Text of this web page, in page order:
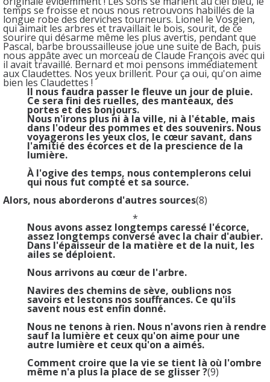
temps se froisse et nous nous retrouvons habillés de la
longue robe des derviches tourneurs. Lionel le Vosgien,
qui aimait les arbres et travaillait le bois, sourit, de ce
sourire qui désarme même les plus avertis, pendant que
Pascal, barbe broussailleuse joue une suite de Bach, puis
nous appâte avec un morceau de Claude François avec qui
il avait travaillé. Bernard et moi pensons immédiatement
aux Claudettes. Nos yeux brillent. Pour ça oui, qu'on aime
bien les Claudettes !
Il nous faudra passer le fleuve un jour de pluie.
Ce sera fini des ruelles, des manteaux, des
portes et des bonjours.
Nous n'irons plus ni à la ville, ni à l'étable, mais
dans l'odeur des pommes et des souvenirs. Nous
voyagerons les yeux clos, le cœur savant, dans
l'amitié des écorces et de la prescience de la
lumière.
À l'ogive des temps, nous contemplerons celui
qui nous fut compté et sa source.
Alors, nous aborderons d'autres sources(8)
*
Nous avons assez longtemps caressé l'écorce,
assez longtemps conversé avec la chair d'aubier.
Dans l'épaisseur de la matière et de la nuit, les
ailes se déploient.
Nous arrivons au cœur de l'arbre.
Navires des chemins de sève, oublions nos
savoirs et lestons nos souffrances. Ce qu'ils
savent nous est enfin donné.
Nous ne tenons à rien. Nous n'avons rien à rendre
sauf la lumière et ceux qu'on aime pour une
autre lumière et ceux qu'on a aimés.
Comment croire que la vie se tient là où l'ombre
même n'a plus la place de se glisser ?(9)